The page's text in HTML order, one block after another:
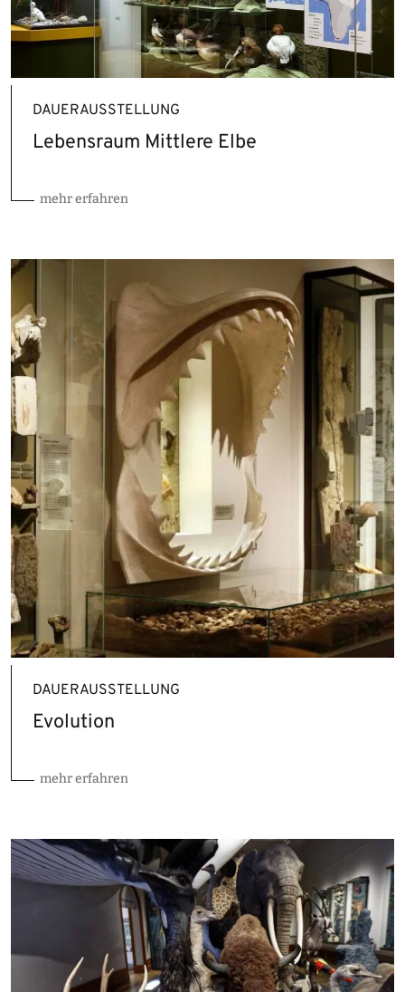
DAUERAUSSTELLUNG
Lebensraum Mittlere Elbe
mehr erfahren
DAUERAUSSTELLUNG
Evolution
mehr erfahren